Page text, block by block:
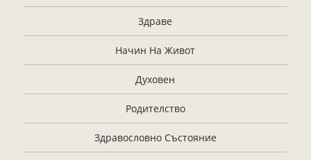
Здраве
Начин На Живот
Духовен
Родителство
Здравословно Състояние